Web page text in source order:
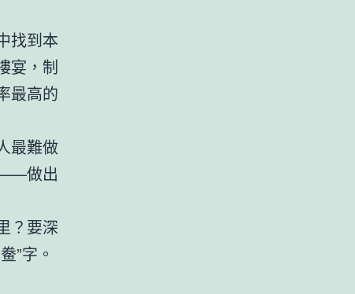
找到本
宴，制
最高的
最難做
——做出
？要深
”字。